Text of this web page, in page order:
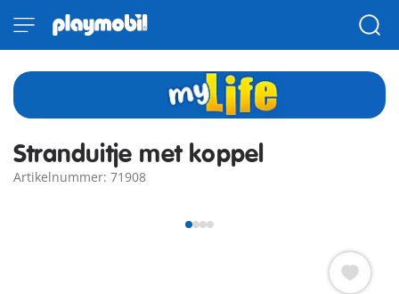
Stranduitje met koppel
Artikelnummer: 71908